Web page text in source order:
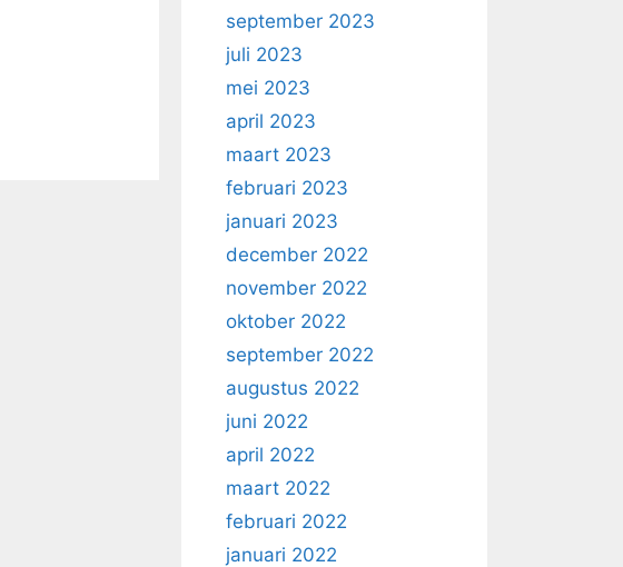
september 2023
juli 2023
mei 2023
april 2023
maart 2023
februari 2023
januari 2023
december 2022
november 2022
oktober 2022
september 2022
augustus 2022
juni 2022
april 2022
maart 2022
februari 2022
januari 2022